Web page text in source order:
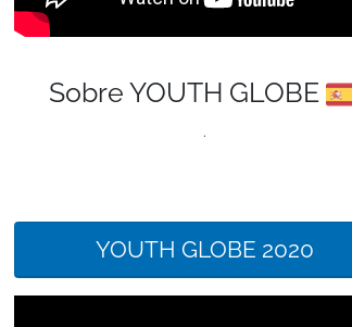
Sobre YOUTH GLOBE
.
YOUTH GLOBE 2020